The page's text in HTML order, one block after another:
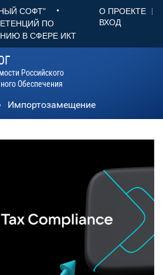
СОФТ" •
ПО
В СФЕРЕ ИКТ
О ПРОЕКТЕ
ВХОД
Российского
Обеспечения
Импортозамещение